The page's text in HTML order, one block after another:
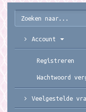
Account
Registreren
Wachtwoord
Veelgestelde